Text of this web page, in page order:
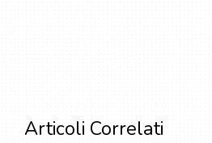
Articoli Correlati